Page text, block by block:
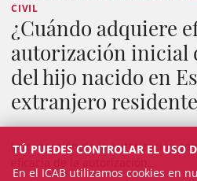
CIVIL
¿Cuándo adquiere
autorización inicial
del hijo nacido en
extranjero
La concesión de la autorización
TÚ PUEDES CONTROLAR EL USO
En el ICAB utilizamos cookies en